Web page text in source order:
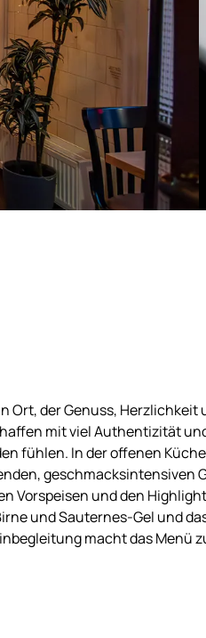
Ort, der Genuss,
mit viel Authentizität
fühlen. In der offenen
geschmacksintensiven
Vorspeisen und den
und Sauternes-Gel und
macht das Menü